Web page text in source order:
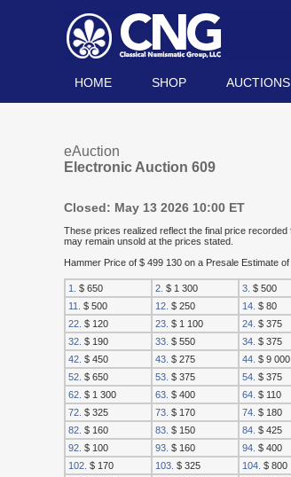
HOME SHOP AUCTIONS
eAuction
Electronic Auction 609
Closed: May 13 2026 10:00 ET
These prices realized reflect the final price
may remain unsold at the prices stated.
Hammer Price of $ 499 130 on a Presale Estimate
1. $ 650 2. $ 1 300 3. $ 500
11.
$ 500 12. $ 250 14. $ 80
22. $ 120 23. $ 1 100 24. $ 375
32. $ 190 33. $ 550 34. $ 375
42. $ 450 43. $ 275 44. $ 9 000
52. $ 650 53. $ 375 54. $ 375
62. $ 1 300 63. $ 400 64. $ 110
72. $ 325 73. $ 170 74. $ 180
82. $ 160 83. $ 150 84. $ 425
92. $ 100 93. $ 160 94. $ 400
102. $ 170 103. $ 325 104. $ 800